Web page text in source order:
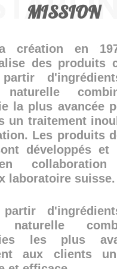
MISSION
création en
des produits
naturelle
la plus avancée
un traitement
Les produits
développés et
laboratoire suisse.
naturelle
les plus
aux clients